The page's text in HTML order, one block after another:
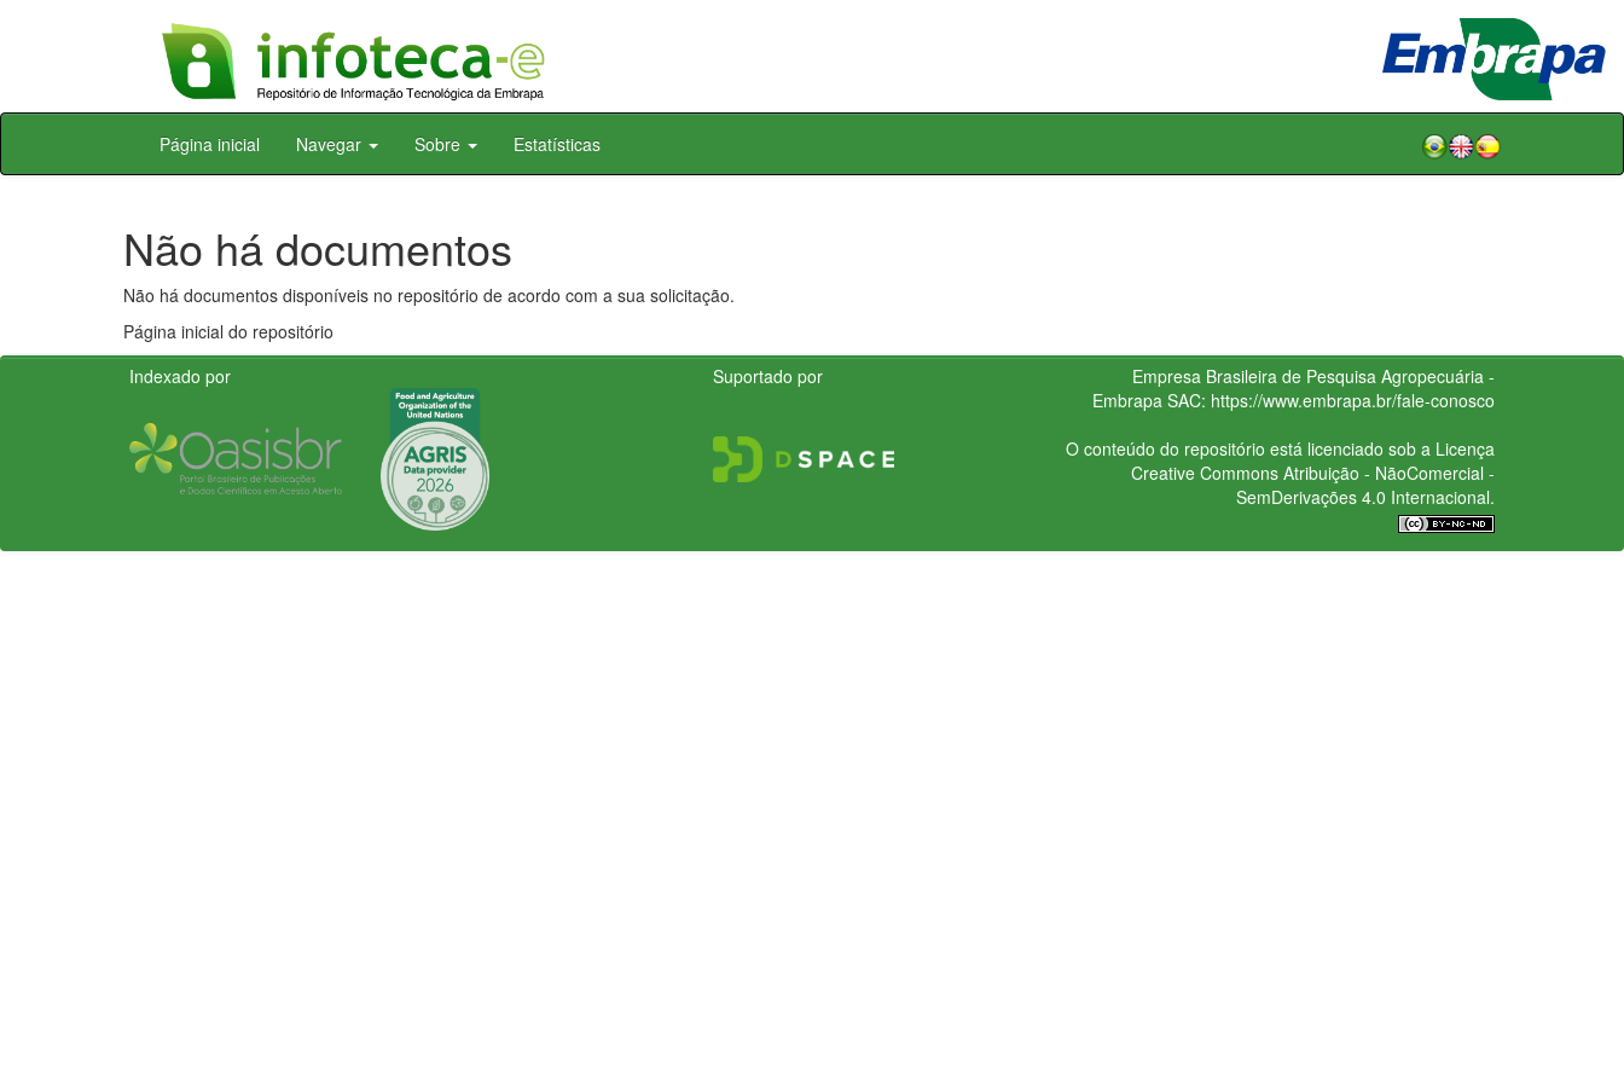
Skip
Página inicial Navegar Sobre Estatísticas
Não há documentos
Não há documentos disponíveis no repositório de acordo com a sua solicitação.
Página inicial do repositório
Indexado por
Suportado por
Empresa Brasileira de Pesquisa Agropecuária -
Embrapa SAC: https://www.embrapa.br/fale-conosco
O conteúdo do repositório está licenciado sob a Licença
Creative CommonsAtribuição - NãoComercial -
SemDerivações 4.0 Internacional.